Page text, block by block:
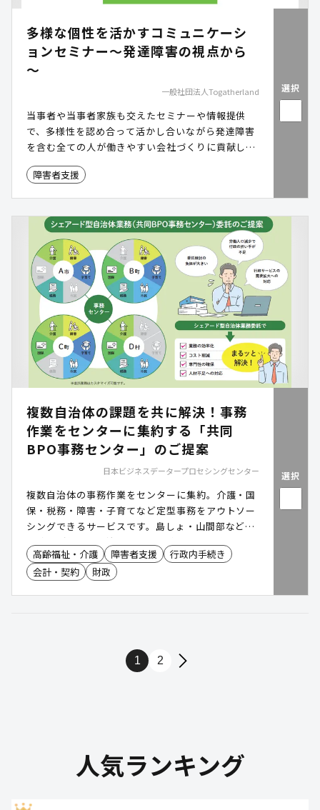
多様な個性を活かすコミュニケーシ
ョンセミナー～発達障害の視点から
～
一般社団法人Togatherland
当事者や当事者家族も交えたセミナーや情報提供
で、多様性を認め合って活かし合いながら発達障害
を含む全ての人が働きやすい会社づくりに貢献しま
す。
障害者支援
選択
複数自治体の課題を共に解決！事務
作業をセンターに集約する「共同
BPO事務センター」のご提案
日本ビジネスデータープロセシングセンター
複数自治体の事務作業をセンターに集約。介護・国
保・税務・障害・子育てなど定型事務をアウトソー
シングできるサービスです。島しょ・山間部など人
員確保が難しい自治体でも、持続可能な行政経営基
盤の確立と、住民サービスの更なる向上を目指しま
す。
高齢福祉・介護 障害者支援
行政内手続き
会計・契約
財政
選択
1 2
人気ランキング